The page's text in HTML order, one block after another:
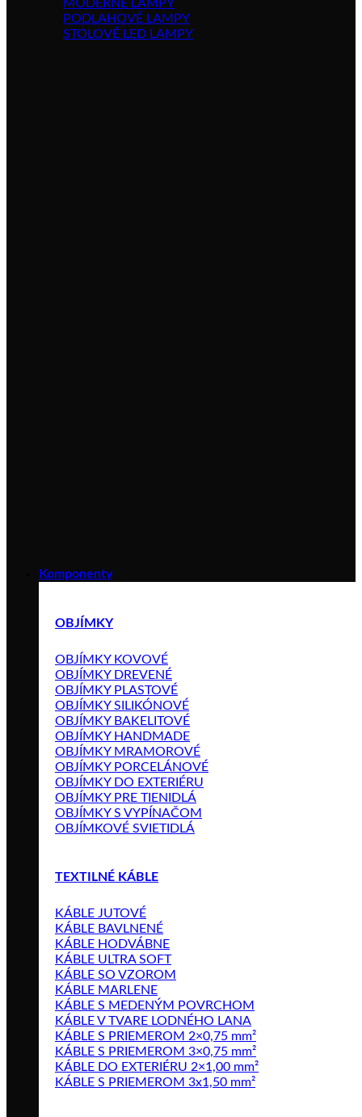
MODERNÉ LAMPY
PODLAHOVÉ LAMPY
STOLOVÉ LED LAMPY
Komponenty
OBJÍMKY
OBJÍMKY KOVOVÉ
OBJÍMKY DREVENÉ
OBJÍMKY PLASTOVÉ
OBJÍMKY SILIKÓNOVÉ
OBJÍMKY BAKELITOVÉ
OBJÍMKY HANDMADE
OBJÍMKY MRAMOROVÉ
OBJÍMKY PORCELÁNOVÉ
OBJÍMKY DO EXTERIÉRU
OBJÍMKY PRE TIENIDLÁ
OBJÍMKY S VYPÍNAČOM
OBJÍMKOVÉ SVIETIDLÁ
TEXTILNÉ KÁBLE
KÁBLE JUTOVÉ
KÁBLE BAVLNENÉ
KÁBLE HODVÁBNE
KÁBLE ULTRA SOFT
KÁBLE SO VZOROM
KÁBLE MARLENE
KÁBLE S MEDENÝM POVRCHOM
KÁBLE V TVARE LODNÉHO LANA
KÁBLE S PRIEMEROM 2×0,75 mm²
KÁBLE S PRIEMEROM 3×0,75 mm²
KÁBLE DO EXTERIÉRU 2×1,00 mm²
KÁBLE S PRIEMEROM 3x1,50 mm²